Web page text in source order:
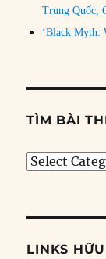
Trung Quốc,
‘Black Myth:
TÌM BÀI
Tìm
đề
LINKS